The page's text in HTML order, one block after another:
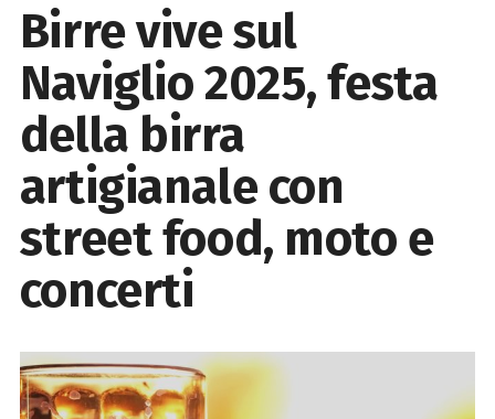
Birre vive sul
Naviglio 2025, festa
della birra
artigianale con
street food, moto e
concerti